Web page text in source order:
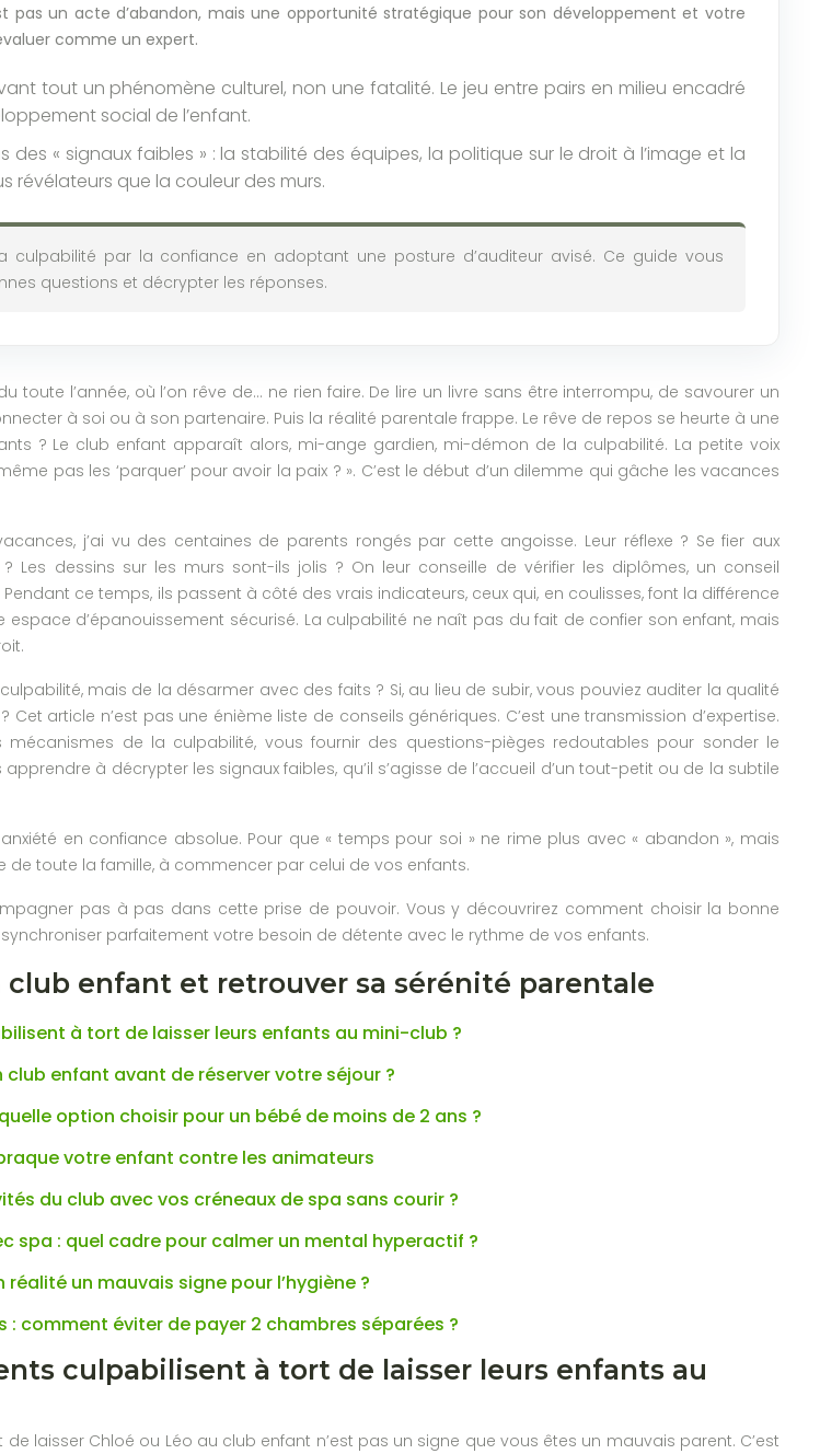
pas un acte d’abandon, mais une opportunité stratégique pour son développement et votre
comme un expert.
tout un phénomène culturel, non une fatalité. Le jeu entre pairs en milieu encadré
social de l’enfant.
des « signaux faibles » : la stabilité des équipes, la politique sur le droit à l’image et la
révélateurs que la couleur des murs.
culpabilité par la confiance en adoptant une posture d’auditeur avisé. Ce guide vous
questions et décrypter les réponses.
toute l’année, où l’on rêve de… ne rien faire. De lire un livre sans être interrompu, de savourer un
à soi ou à son partenaire. Puis la réalité parentale frappe. Le rêve de repos se heurte à une
? Le club enfant apparaît alors, mi-ange gardien, mi-démon de la culpabilité. La petite voix
pas les ‘parquer’ pour avoir la paix ? ». C’est le début d’un dilemme qui gâche les vacances
j’ai vu des centaines de parents rongés par cette angoisse. Leur réflexe ? Se fier aux
Les dessins sur les murs sont-ils jolis ? On leur conseille de vérifier les diplômes, un conseil
ce temps, ils passent à côté des vrais indicateurs, ceux qui, en coulisses, font la différence
d’épanouissement sécurisé. La culpabilité ne naît pas du fait de confier son enfant, mais
mais de la désarmer avec des faits ? Si, au lieu de subir, vous pouviez auditer la qualité
Cet article n’est pas une énième liste de conseils génériques. C’est une transmission d’expertise.
mécanismes de la culpabilité, vous fournir des questions-pièges redoutables pour sonder le
à décrypter les signaux faibles, qu’il s’agisse de l’accueil d’un tout-petit ou de la subtile
en confiance absolue. Pour que « temps pour soi » ne rime plus avec « abandon », mais
de toute la famille, à commencer par celui de vos enfants.
pas à pas dans cette prise de pouvoir. Vous y découvrirez comment choisir la bonne
parfaitement votre besoin de détente avec le rythme de vos enfants.
club enfant et retrouver sa sérénité parentale
à tort de laisser leurs enfants au mini-club ?
club enfant avant de réserver votre séjour ?
option choisir pour un bébé de moins de 2 ans ?
votre enfant contre les animateurs
du club avec vos créneaux de spa sans courir ?
spa : quel cadre pour calmer un mental hyperactif ?
réalité un mauvais signe pour l’hygiène ?
: comment éviter de payer 2 chambres séparées ?
culpabilisent à tort de laisser leurs enfants au
laisser Chloé ou Léo au club enfant n’est pas un signe que vous êtes un mauvais parent. C’est